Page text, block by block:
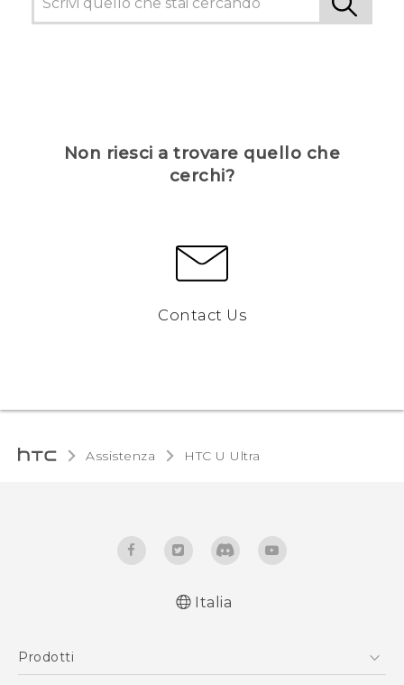
Non riesci a trovare quello che
cerchi?
Contact Us
Assistenza HTC U Ultra‎
Italia
Prodotti